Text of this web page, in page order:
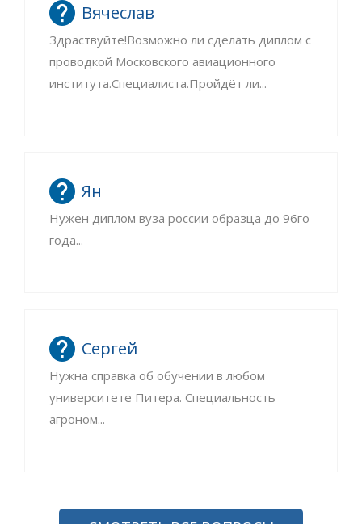
Вячеслав
Здраствуйте!Возможно ли сделать диплом с
проводкой Московского авиационного
института.Специалиста.Пройдёт ли...
Ян
Нужен диплом вуза россии образца до 96го
года...
Сергей
Нужна справка об обучении в любом
университете Питера. Специальность
агроном...